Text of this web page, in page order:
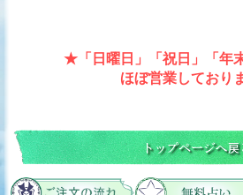
★「日曜日」「祝日」「年
ほぼ営業しており